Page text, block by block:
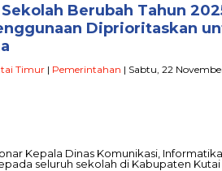
Berubah Tahun
Diprioritaskan
Timur | Pemerintahan | Sabtu, 22
Kepala Dinas Komunikasi,
seluruh sekolah di Kabupaten Kutai